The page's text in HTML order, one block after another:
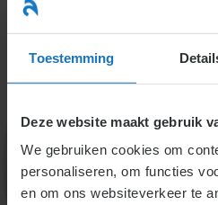
Toestemming
Deze website maakt gebruik
We gebruiken cookies om
personaliseren, om functies
en om ons websiteverkeer te
naar
inhoud